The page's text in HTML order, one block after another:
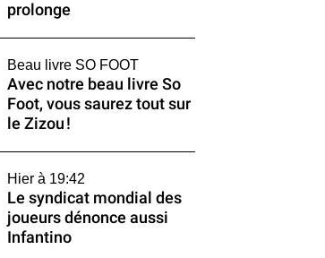
prolonge
Beau livre SO FOOT
Avec notre beau livre So
Foot, vous saurez tout sur
le Zizou !
Hier à 19:42
Le syndicat mondial des
joueurs dénonce aussi
Infantino